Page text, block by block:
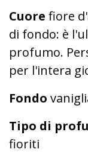
Cuore fiore
di fondo: è
profumo.
per l'intera
Fondo
Tipo di
fioriti